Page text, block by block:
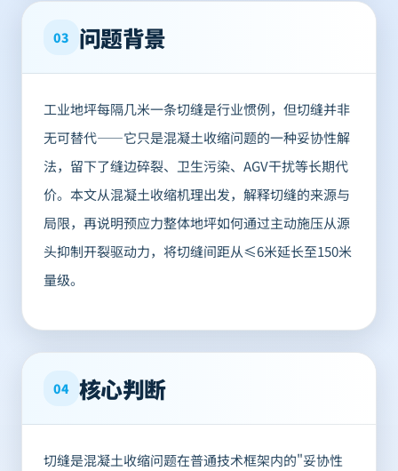
03 问题背景
工业地坪每隔几米一条切缝是行业惯例，但切缝并非
无可替代——它只是混凝土收缩问题的一种妥协性解
法，留下了缝边碎裂、卫生污染、AGV干扰等长期代
价。本文从混凝土收缩机理出发，解释切缝的来源与
局限，再说明预应力整体地坪如何通过主动施压从源
头抑制开裂驱动力，将切缝间距从≤6米延长至150米
量级。
04 核心判断
切缝是混凝土收缩问题在普通技术框架内的"妥协性